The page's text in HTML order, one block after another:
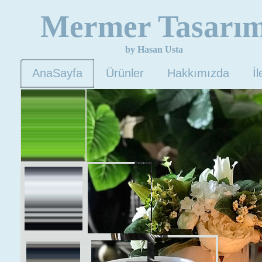
Mermer
by Hasan Usta
AnaSayfa Ürünler Hakkımızda